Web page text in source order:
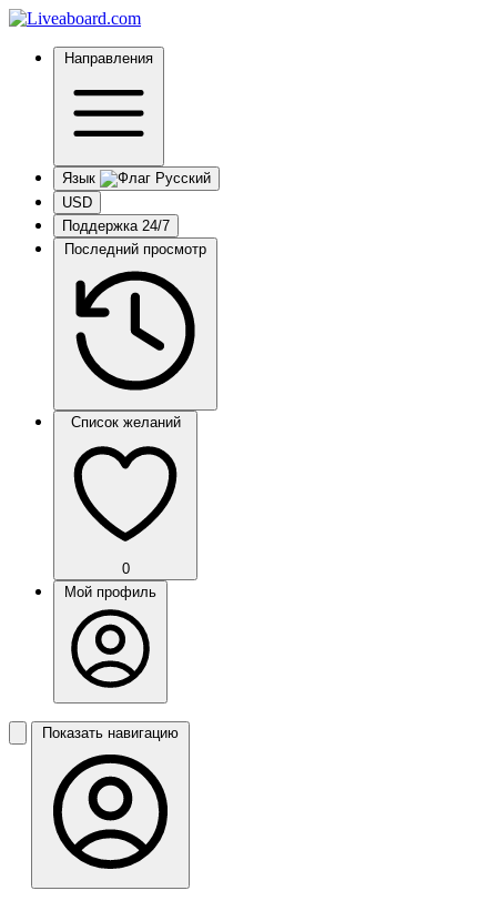
Направления
Язык
USD
Поддержка 24/7
Последний просмотр
Список желаний
0
Мой профиль
Показать навигацию